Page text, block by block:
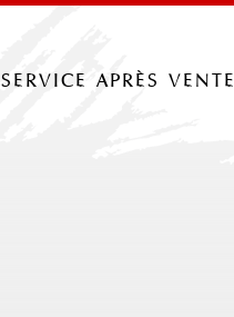
service après vente